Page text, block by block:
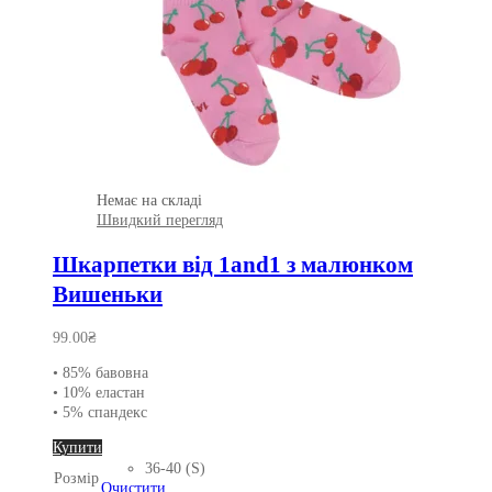
Немає на складі
Швидкий перегляд
Шкарпетки від 1and1 з малюнком
Вишеньки
99.00₴
• 85% бавовна
• 10% еластан
• 5% спандекс
Купити
товар
має
Розмір
36-40 (S)
Очистити